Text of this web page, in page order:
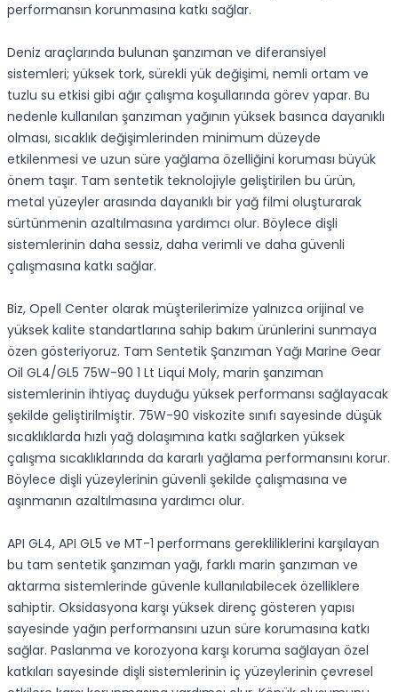
performansın korunmasına katkı sağlar.
Deniz araçlarında bulunan şanzıman ve diferansiyel
sistemleri; yüksek tork, sürekli yük değişimi, nemli ortam ve
tuzlu su etkisi gibi ağır çalışma koşullarında görev yapar. Bu
nedenle kullanılan şanzıman yağının yüksek basınca dayanıklı
olması, sıcaklık değişimlerinden minimum düzeyde
etkilenmesi ve uzun süre yağlama özelliğini koruması büyük
önem taşır. Tam sentetik teknolojiyle geliştirilen bu ürün,
metal yüzeyler arasında dayanıklı bir yağ filmi oluşturarak
sürtünmenin azaltılmasına yardımcı olur. Böylece dişli
sistemlerinin daha sessiz, daha verimli ve daha güvenli
çalışmasına katkı sağlar.
Biz, Opell Center olarak müşterilerimize yalnızca orijinal ve
yüksek kalite standartlarına sahip bakım ürünlerini sunmaya
özen gösteriyoruz. Tam Sentetik Şanzıman Yağı Marine Gear
Oil GL4/GL5 75W-90 1 Lt Liqui Moly, marin şanzıman
sistemlerinin ihtiyaç duyduğu yüksek performansı sağlayacak
şekilde geliştirilmiştir. 75W-90 viskozite sınıfı sayesinde düşük
sıcaklıklarda hızlı yağ dolaşımına katkı sağlarken yüksek
çalışma sıcaklıklarında da kararlı yağlama performansını korur.
Böylece dişli yüzeylerinin güvenli şekilde çalışmasına ve
aşınmanın azaltılmasına yardımcı olur.
API GL4, API GL5 ve MT-1 performans gerekliliklerini karşılayan
bu tam sentetik şanzıman yağı, farklı marin şanzıman ve
aktarma sistemlerinde güvenle kullanılabilecek özelliklere
sahiptir. Oksidasyona karşı yüksek direnç gösteren yapısı
sayesinde yağın performansını uzun süre korumasına katkı
sağlar. Paslanma ve korozyona karşı koruma sağlayan özel
katkıları sayesinde dişli sistemlerinin iç yüzeylerinin çevresel